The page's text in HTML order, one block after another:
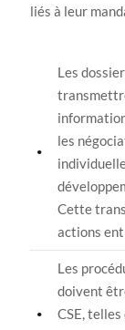
liés à leur
Les
les
Cette
actions
Les
doivent
CSE,